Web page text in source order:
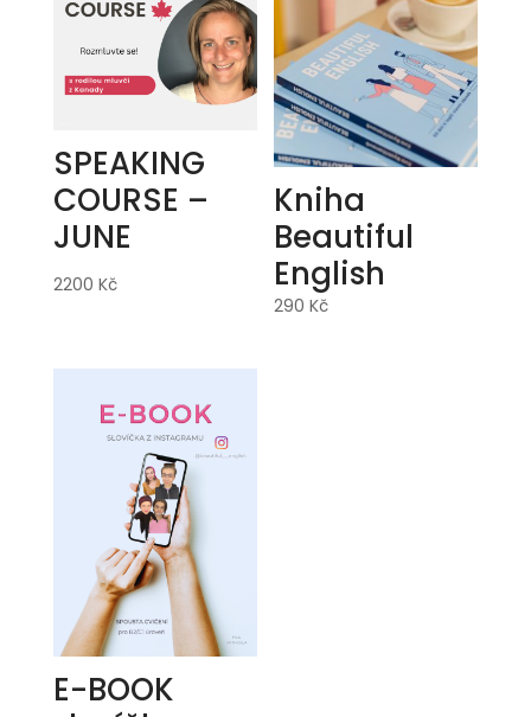
SPEAKING
COURSE –
JUNE
2200 Kč
Kniha
Beautiful
English
290Kč
E-BOOK